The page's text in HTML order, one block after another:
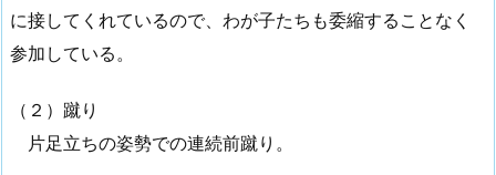
に接してくれているので、わが子たちも委縮することなく
参加している。
（２）蹴り
片足立ちの姿勢での連続前蹴り。